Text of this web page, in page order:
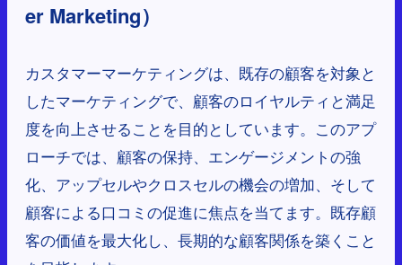
er Marketing）
カスタマーマーケティングは、既存の顧客を対象と
したマーケティングで、顧客のロイヤルティと満足
度を向上させることを目的としています。このアプ
ローチでは、顧客の保持、エンゲージメントの強
化、アップセルやクロスセルの機会の増加、そして
顧客による口コミの促進に焦点を当てます。既存顧
客の価値を最大化し、長期的な顧客関係を築くこと